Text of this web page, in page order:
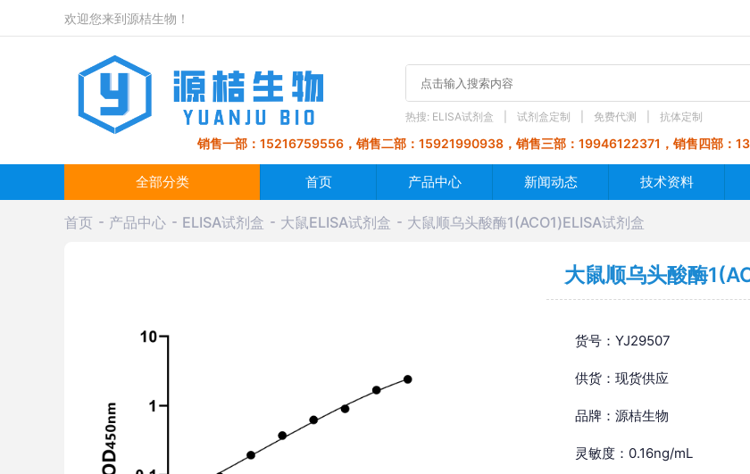
欢迎您来到源桔生物！
热搜: ELISA试剂盒 试剂盒定制 免费代测 抗体定制
销售一部：15216759556，销售二部：15921990938，销售三部：19946122371，销售四部
全部分类 首页 产品中心 新闻动态 技术资料
首页 产品中心 ELISA试剂盒 大鼠ELISA试剂盒 大鼠顺乌头酸酶1(ACO1)ELISA试剂盒
大鼠顺乌头酸酶
货号：YJ29507
供货：现货供应
品牌：源桔生物
灵敏度：0.16ng/mL